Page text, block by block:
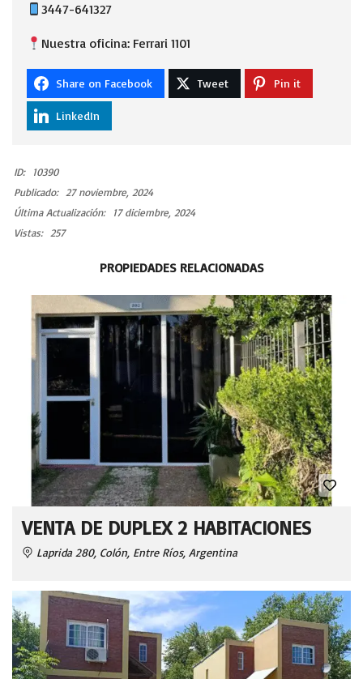
3447-641327
Nuestra oficina: Ferrari 1101
Share on Facebook Tweet Pin it
LinkedIn
ID:
10390
Publicado:
27 noviembre, 2024
Última Actualización:
17 diciembre, 2024
Vistas:
257
PROPIEDADES RELACIONADAS
VENTA DE DUPLEX 2 HABITACIONES
Laprida 280, Colón, Entre Ríos, Argentina